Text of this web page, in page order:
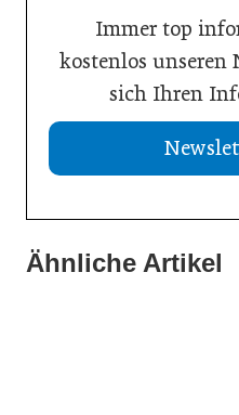
Immer top
kostenlos unseren
sich Ihren
Ähnliche Artikel
15. Juli 2026